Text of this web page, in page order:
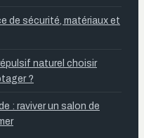
de sécurité, matériaux et
naturel choisir
?
: raviver un salon de